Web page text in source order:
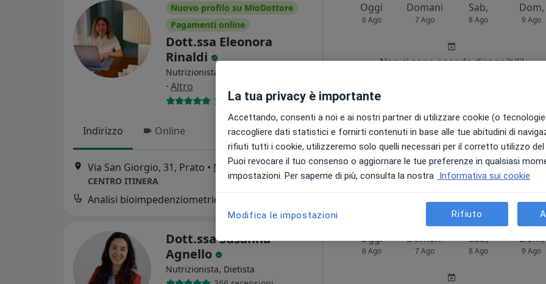
Nuovo profilo su MioDottore
Pagamenti online
Dott.ssa Eleonora
Rinaldi
Nutrizionista, Biologo nutrizionista
· Altro
7 recensioni
Indirizzo Online
Via San Giorgio, 31, Prato • Mappa
CENTRO ITINERA
Analisi bioimpedenziometrica
Oggi
6 Ago
Domani
7 Ago
Sab,
8 Ago
Dom,
9 Ago
Non ci sono agende disponibili!
Dott.ssa Susanna
Agnello
Nutrizionista, Dietista
Oggi
6 Ago
Domani
7 Ago
Sab,
8 Ago
Dom,
9 Ago
La tua privacy è importante
Accettando, consenti a noi e ai nostri partner di utilizzare cookie (o
raccogliere dati statistici e fornirti contenuti in base alle tue abitudini di
rifiuti tutti i cookie, utilizzeremo solo quelli necessari per il corretto utilizzo
Puoi revocare il tuo consenso o aggiornare le tue preferenze in qualsiasi
impostazioni. Per saperne di più, consulta la nostra Informativa sui cookie
Modifica le impostazioni Rifiuto